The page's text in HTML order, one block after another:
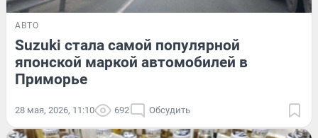
АВТО
Suzuki стала самой популярной
японской маркой автомобилей в
Приморье
28 мая, 2026, 11:10 692 Обсудить